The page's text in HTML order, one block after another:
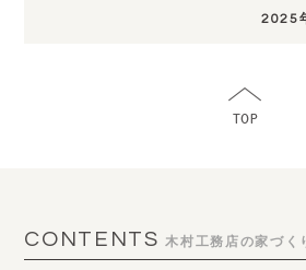
2025
CONTENTS 木村工務店の家づく